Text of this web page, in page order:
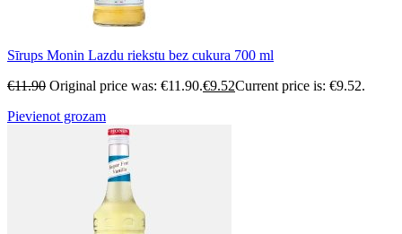
Sīrups Monin Lazdu riekstu bez cukura 700 ml
€11.90 Original price was: €11.90.€9.52Current price is: €9.52.
Pievienot grozam